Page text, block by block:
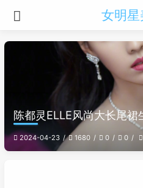
女明星
陈都灵ELLE风尚大长尾
2024-04-23 1680 0 0